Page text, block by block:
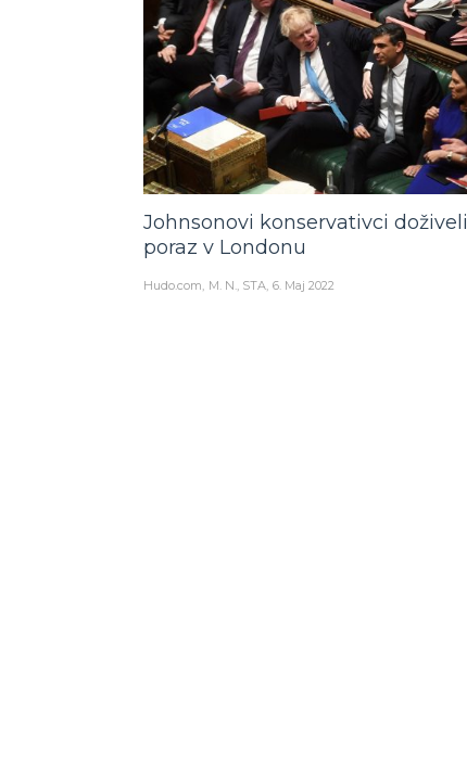
Johnsonovi konservativci doživeli
poraz v Londonu
Hudo.com M. N., STA 6. Maj 2022